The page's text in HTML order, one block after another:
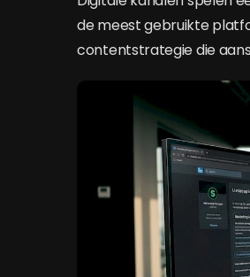
de meest gebruikte
contentstrategie die